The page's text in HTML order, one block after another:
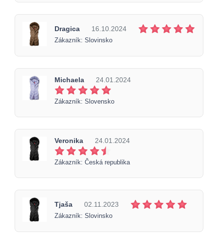
Dragica 16.10.2024
Zákazník: Slovinsko
Michaela 24.01.2024
Zákazník: Slovensko
Veronika 24.01.2024
Zákazník: Česká republika
Tjaša 02.11.2023
Zákazník: Slovinsko